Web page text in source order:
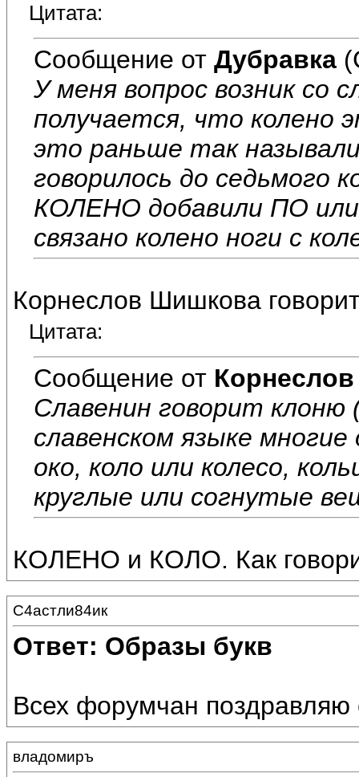
Цитата:
Сообщение от Дубравка
У меня вопрос возник
получается, что колено
это раньше так
говорилось до седьмого
КОЛЕНО добавили ПО или
связано колено ноги с
Корнеслов Шишкова
Цитата:
Сообщение от Корнеслов
Славенин говорит клоню
славенском языке
око, коло или колесо,
круглые или согнутые
КОЛЕНО и КОЛО. Как
С4астли84ик
Ответ: Образы букв
Всех форумчан
владомиръ